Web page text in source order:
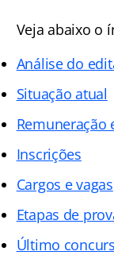
Veja abaixo o
Análise do
Situação atual
Remuneração
Inscrições
Cargos e vagas
Etapas de
Último